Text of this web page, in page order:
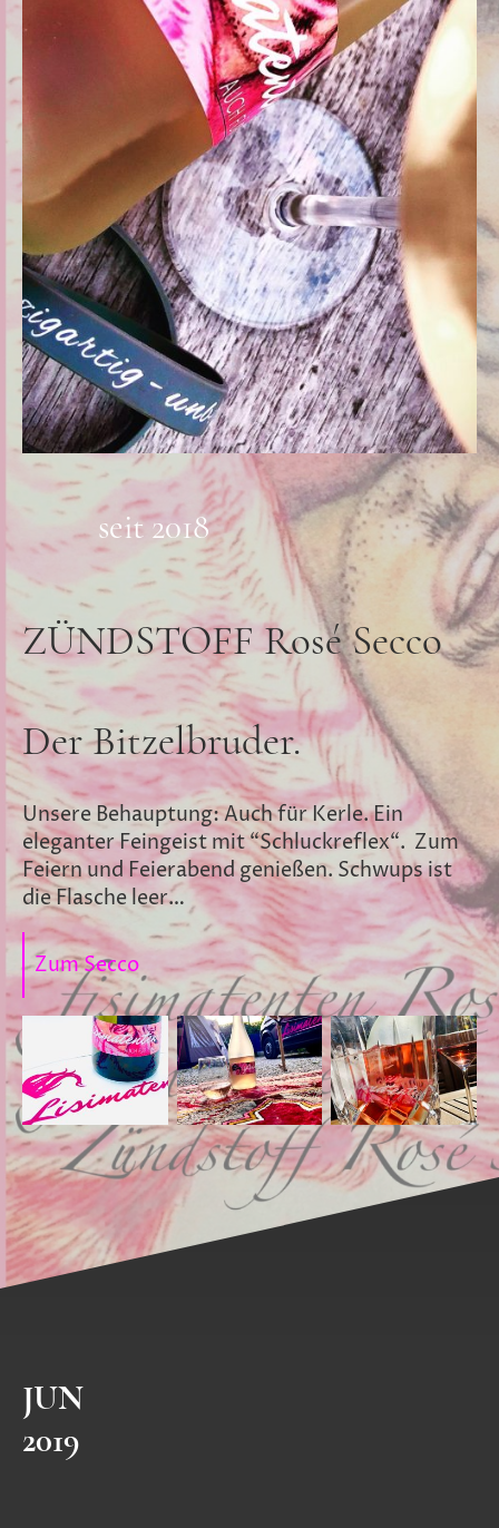
seit 2018
ZÜNDSTOFF Rosé Secco
Der Bitzelbruder.
Unsere Behauptung: Auch für Kerle. Ein
eleganter Feingeist mit “Schluckreflex“. Zum
Feiern und Feierabend genießen. Schwups ist
die Flasche leer…
Zum Secco
JUN
2019